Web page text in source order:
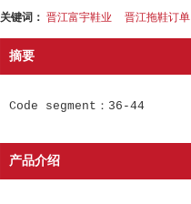
关键词： 晋江富宇鞋业 晋江拖鞋订单
摘要
Code segment：36-44
产品介绍